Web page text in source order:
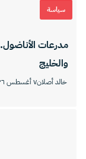
سياسة
مدرعات
والخليج
خالد أصلان٧ أغسطس ٢٠٢٦